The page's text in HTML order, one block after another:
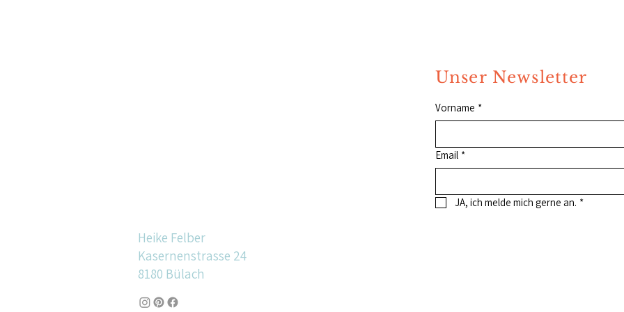
Heike Felber
Kasernenstrasse 24
8180 Bülach
Unser Newsletter
Vorname *
Email *
JA, ich melde mich gerne an. *